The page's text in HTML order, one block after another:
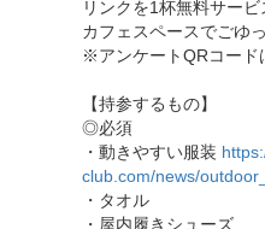
リンクを1杯無料サービ
カフェスペースでごゆ
※アンケートQRコード
【持参するもの】
◎必須
・動きやすい服装
club.com/news/
・タオル
・屋内履きシューズ